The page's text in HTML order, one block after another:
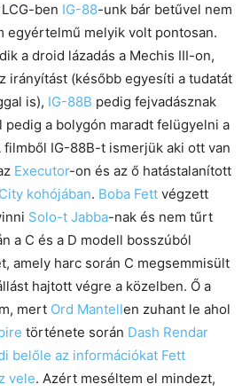
ben IG-88-unk bár betűvel nem
egyértelmű melyik volt pontosan.
a droid lázadás a Mechis III-on,
irányítást (később egyesíti a tudatát
is), IG-88B pedig fejvadásznak
pedig a bolygón maradt felügyelni a
filmből IG-88B-t ismerjük aki ott van
Executor-on és az ő hatástalanított
kohójában. Boba Fett végzett
Solo-t Jabba-nak és nem tűrt
a C és a D modell bosszúból
amely harc során C megsemmisült
hajtott végre a közelben. Ő a
mert Ord Mantellen zuhant le ahol
története során Dash Rendar
belőle az információkat Fett
vele. Azért meséltem el mindezt,